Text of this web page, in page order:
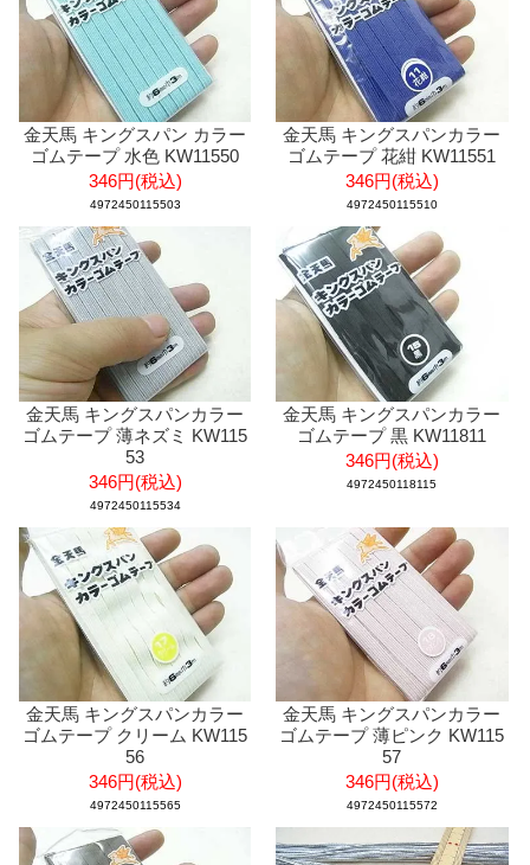
金天馬 キングスパン カラー
ゴムテープ 水色 KW11550
346円(税込)
4972450115503
金天馬 キングスパンカラー
ゴムテープ 花紺 KW11551
346円(税込)
4972450115510
金天馬 キングスパンカラー
ゴムテープ 薄ネズミ KW115
53
346円(税込)
4972450115534
金天馬 キングスパンカラー
ゴムテープ 黒 KW11811
346円(税込)
4972450118115
金天馬 キングスパンカラー
ゴムテープ クリーム KW115
56
346円(税込)
4972450115565
金天馬 キングスパンカラー
ゴムテープ 薄ピンク KW115
57
346円(税込)
4972450115572